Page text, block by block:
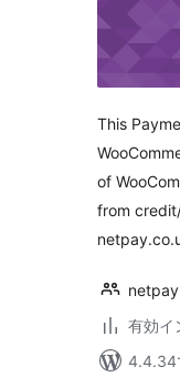
This
of
from
netpay
有効イ
4.4.34